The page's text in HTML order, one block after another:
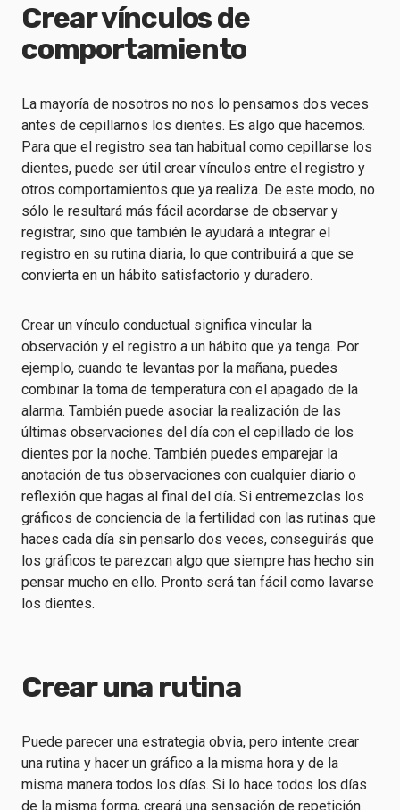
Crear vínculos de
comportamiento
La mayoría de nosotros no nos lo pensamos dos veces
antes de cepillarnos los dientes. Es algo que hacemos.
Para que el registro sea tan habitual como cepillarse los
dientes, puede ser útil crear vínculos entre el registro y
otros comportamientos que ya realiza. De este modo, no
sólo le resultará más fácil acordarse de observar y
registrar, sino que también le ayudará a integrar el
registro en su rutina diaria, lo que contribuirá a que se
convierta en un hábito satisfactorio y duradero.
Crear un vínculo conductual significa vincular la
observación y el registro a un hábito que ya tenga. Por
ejemplo, cuando te levantas por la mañana, puedes
combinar la toma de temperatura con el apagado de la
alarma. También puede asociar la realización de las
últimas observaciones del día con el cepillado de los
dientes por la noche. También puedes emparejar la
anotación de tus observaciones con cualquier diario o
reflexión que hagas al final del día. Si entremezclas los
gráficos de conciencia de la fertilidad con las rutinas que
haces cada día sin pensarlo dos veces, conseguirás que
los gráficos te parezcan algo que siempre has hecho sin
pensar mucho en ello. Pronto será tan fácil como lavarse
los dientes.
Crear una rutina
Puede parecer una estrategia obvia, pero intente crear
una rutina y hacer un gráfico a la misma hora y de la
misma manera todos los días. Si lo hace todos los días
de la misma forma, creará una sensación de repetición